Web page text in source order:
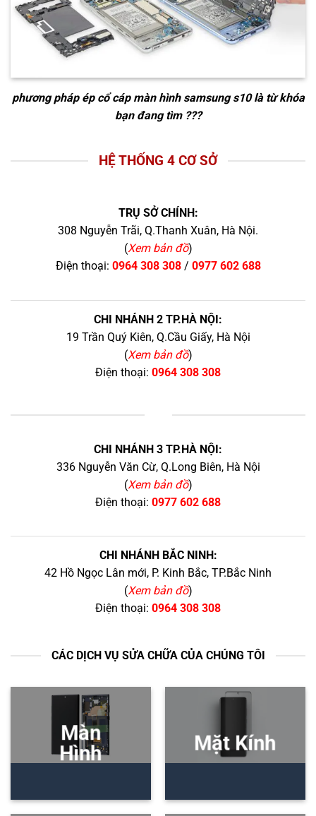
phương pháp ép cổ cáp màn hình samsung s10là từ khóa
bạn đang tìm ???
HỆ THỐNG 4 CƠ SỞ
TRỤ SỞ CHÍNH:
308 Nguyễn Trãi, Q.Thanh Xuân, Hà Nội.
(Xem bản đồ)
Điện thoại: 0964 308 308/ 0977 602 688
CHI NHÁNH 2 TP.HÀ NỘI:
19 Trần Quý Kiên, Q.Cầu Giấy, Hà Nội
(Xem bản đồ)
Điện thoại: 0964 308 308
CHI NHÁNH 3 TP.HÀ NỘI:
336 Nguyễn Văn Cừ, Q.Long Biên, Hà Nội
(Xem bản đồ)
Điện thoại: 0977 602 688
CHI NHÁNH BẮC NINH:
42 Hồ Ngọc Lân mới, P. Kinh Bắc, TP.Bắc Ninh
(Xem bản đồ)
Điện thoại: 0964 308 308
CÁC DỊCH VỤ SỬA CHỮA CỦA CHÚNG TÔI
Màn
Hình
Mặt Kính